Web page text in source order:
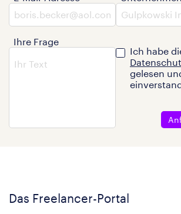
Ihre Frage
Ich habe
gelesen
Das Freelancer-Portal